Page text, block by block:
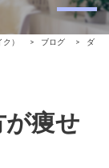
） > ブログ >
ダ
が痩せ